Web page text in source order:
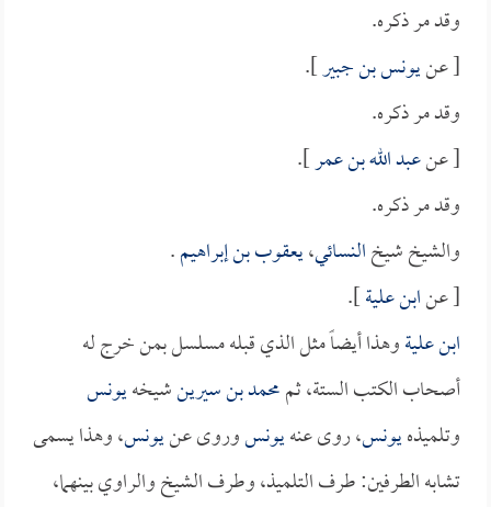
وقد مر ذكره.
[ عنيونس بن جبير].
وقد مر ذكره.
[ عنعبد الله بن عمر].
وقد مر ذكره.
والشيخ شيخالنسائي،يعقوب بن إبراهيم.
[ عنابن علية].
ابن عليةوهذا أيضاً مثل الذي قبله مسلسل بمن خرج له
أصحاب الكتب الستة، ثممحمد بن سيرينشيخهيونس
وتلميذهيونس، روى عنهيونسوروى عنيونس، وهذا يسمى
تشابه الطرفين: طرف التلميذ، وطرف الشيخ والراوي بينهما،